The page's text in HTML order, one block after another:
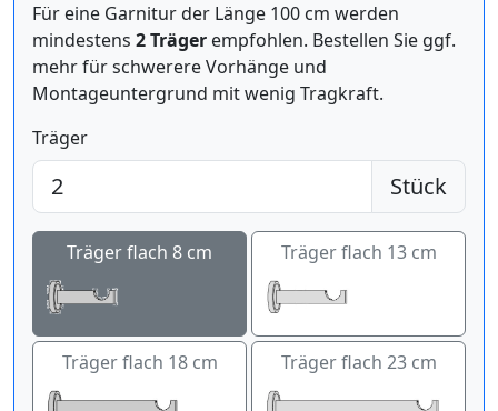
Für eine Garnitur der Länge 100 cm werden
mindestens 2 Träger empfohlen. Bestellen Sie ggf.
mehr für schwerere Vorhänge und
Montageuntergrund mit wenig Tragkraft.
Träger
Stück
Träger flach 8 cm Träger flach 13 cm
Träger flach 18 cm Träger flach 23 cm